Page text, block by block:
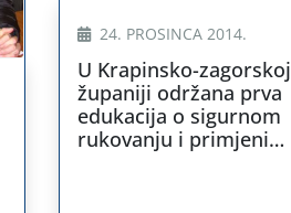
24. PROSINCA 2014.
U Krapinsko-zagorskoj
županiji održana prva
edukacija o sigurnom
rukovanju i primjeni